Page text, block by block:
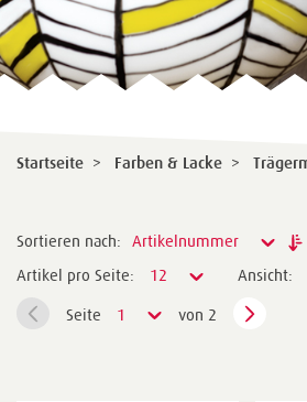
Startseite > Farben & Lacke >
Sortieren nach:
Artikelnummer
Artikel pro Seite:
12 Ansicht:
Seite 1 von 2